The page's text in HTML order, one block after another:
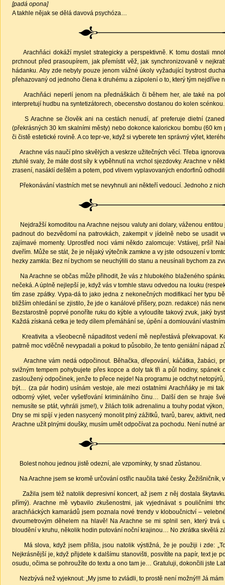
[padá opona]
A takhle nějak se dělá davová psychóza…
Arachňáci dokáží myslet strategicky a perspektivně. K tomu dostali
prchnout před prasoupírem, jak přemístit věž, jak synchronizovaně v
hádanku. Aby zde nebyly pouze jenom vážné úkoly vyžadující bystrost
přehazovaný od jednoho člena k druhému a zápolení o to, který tým
Arachňáci neperlí jenom na přednáškách či během her, ale také na
interpretují hudbu na syntetizátorech, obecenstvo dostanou do kolen
S Arachne se člověk ani na cestách nenudí, ať preferuje dietní
(překrásných 30 km skalními městy) nebo dokonce kalorickou bombu (60
či čistě estetické rovině. A co tepr-ve, když si vyberete ten správný výlet,
Arachne vás naučí plno skvělých a veskrze užitečných věcí. Třeba
ztuhlé svaly, že máte dost síly k vyběhnutí na vrchol sjezdovky. Arachne v
zrasení, nasáklí deštěm a potem, pod vlivem vyplavovaných endorfinů
Překonávání vlastních met se nevyhnuli ani někteří vedoucí. Jednoho z
Nejdražší komoditou na Arachne nejsou valuty ani dolary, váženou
padnout do bezvědomí na patrovkách, zakempit v jídelně nebo se usadit
zajímavé momenty. Uprostřed noci vámi někdo zalomcuje: Vstávej, prší!
dveřím. Může se stát, že je nějaký výtečník zamkne a vy jste odsouzení v
hezky zamkla: Bez ní bychom se neuchýlili do stanu a neusínali bychom za
Na Arachne se občas může přihodit, že vás z hlubokého blaženého
nečeká. A úplně nejlepší je, když vás v tomhle stavu odvedou na louku
tím zase zpátky. Vypa-dá to jako jedna z nekonečných modifikací her typu
bližším ohledání se zjistilo, že jde o kanálové příšery, pozn. redakce) nás
Bezstarostně poprvé ponoříte ruku do kýble a vyloudíte takový zvuk, jaký
Každá získaná cetka je tedy dílem přemáhání se, úpění a domlouvání
Kreativita a všeobecně nápaditost vedení mě nepřestává překvapovat.
patrně moc vděčně nevypadali a pokud to působilo, že tento geniální nápad
Arachne vám nedá odpočinout. Běhačka, dřepování, káčátka, žabáci,
svižným tempem pohybujete přes kopce a doly tak tři a půl hodiny,
zasloužený odpočinek, jenže to přece nejde! Na programu je odchyt
být… (za pár hodin) usínám vestoje, ale mezi ostatními Arachňáky je mi
odborný výlet, večer vyšetřování kriminálního činu… Další den se hraje
nemusíte se ptát, vyhráli jsme!), v žilách tolik adrenalinu a touhy podat
Dny se mi spíjí v jeden nasycený monolit plný zážitků, tvarů, barev, aktivit,
Arachne užít plnými doušky, musím umět odpočívat za pochodu. Není nutné
Bolest nohou jednou jistě odezní, ale vzpomínky, ty snad zůstanou.
Na Arachne jsem se kromě určování ostřic naučila také česky. Žežišničník,
Zažila jsem též natolik depresivní koncert, až jsem z něj dostala
přímý). Arachne mě vybavilo zkušenostmi, jak vyjednávat s pouličními
arachňáckých kamarádů jsem poznala nové trendy v kloboučnictví –
dvoumetrovým děhelem na hlavě! Na Arachne se mi splnil sen, který
bloudění v kruhu, několik hodin putování noční krajinou… No zkrátka skvělá
Má slova, když jsem přišla, jsou natolik výstižná, že je použiji i zde:
Nejkrásnější je, když přijdete k dalšímu stanovišti, posvítíte na papír, text je
osudu, očima se pohroužíte do textu a ono tam je… Gratuluji, dokončili jste
Nezbývá než vyjeknout: „My jsme to zvládli, to prostě není možný!!! Já